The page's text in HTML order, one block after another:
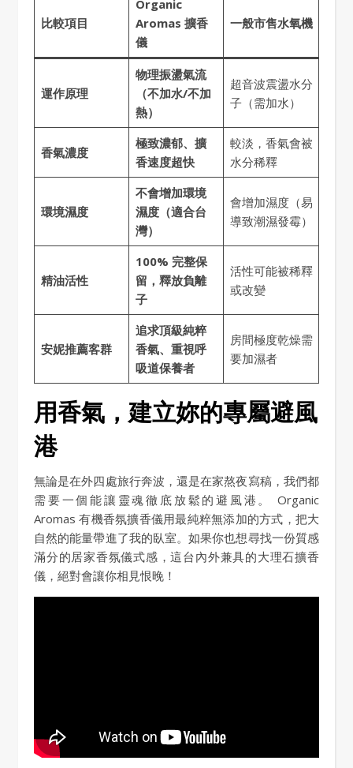
比較項目
Organic
Aromas 擴香
儀
一般市售水氧機
運作原理
物理振盪氣流
（不加水/不加
熱）
超音波震盪水分
子（需加水）
香氣濃度
極致濃郁、擴
香速度超快
較淡，香氣會被
水分稀釋
環境濕度
不會增加環境
濕度（適合台
灣）
會增加濕度（易
導致潮濕發霉）
精油活性
100% 完整保
留，釋放負離
子
活性可能被稀釋
或改變
安妮推薦客群
追求頂級純粹
香氣、重視呼
吸道保養者
房間極度乾燥需
要加濕者
用香氣，建立妳的專屬避風
港
無論是在外四處旅行奔波，還是在家熬夜寫稿，我們都
需要一個能讓靈魂徹底放鬆的避風港。 Organic
Aromas 有機香氛擴香儀用最純粹無添加的方式，把大
自然的能量帶進了我的臥室。如果你也想尋找一份質感
滿分的居家香氛儀式感，這台內外兼具的大理石擴香
儀，絕對會讓你相見恨晚！